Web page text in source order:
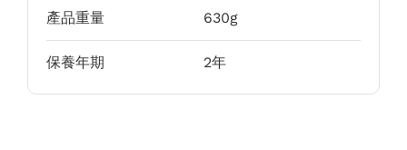
產品重量 630g
保養年期 2年